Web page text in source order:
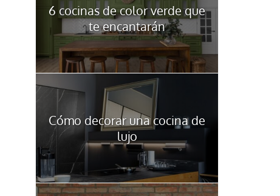
6 cocinas de color verde que
te encantarán
Cómo decorar una cocina de
lujo